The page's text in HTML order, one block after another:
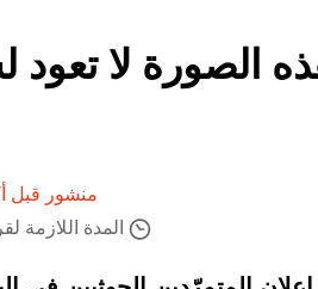
الصورة لا تعود
منشور قبل
المدة اللازمة